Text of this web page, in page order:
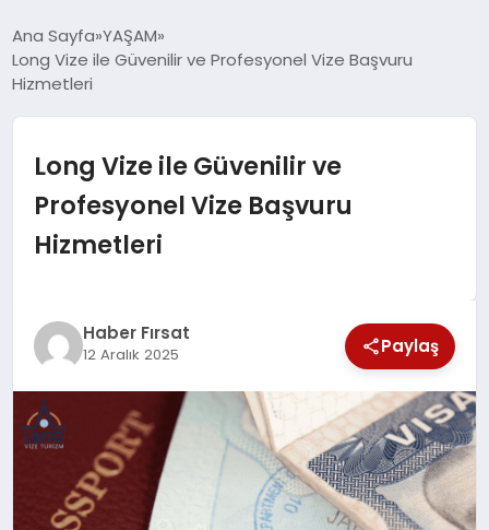
SPOR
TEKNOLOJİ
SAĞLIK
MAGAZİN
EĞİTİM
DÜNYA
Ana Sayfa YAŞAM
Long Vize ile Güvenilir ve Profesyonel Vize Başvuru
Hizmetleri
Long Vize ile Güvenilir ve
Profesyonel Vize Başvuru
Hizmetleri
Haber Fırsat
12 Aralık 2025 Paylaş